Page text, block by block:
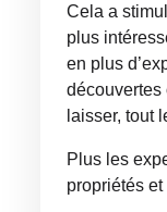
Cela a
plus
en plus
découvertes
laisser, tout
Plus les
propriétés